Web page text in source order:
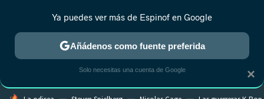
ESTRENOS REALITY ANIME RANKINGS CINE
×
Ya puedes ver más de Espinof en Google
Añádenos como fuente preferida
Solo necesitas una cuenta de Google